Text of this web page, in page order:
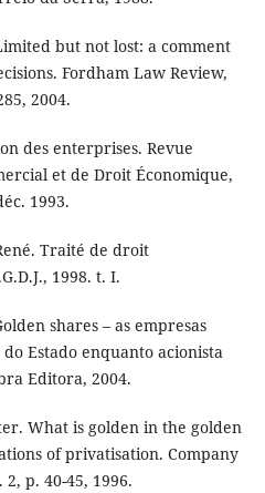
but not lost: a comment
Fordham Law Review,
2004.
des enterprises. Revue
et de Droit Économique,
1993.
Traité de droit
1998. t. I.
shares – as empresas
Estado enquanto acionista
Editora, 2004.
What is golden in the golden
of privatisation. Company
p. 40-45, 1996.